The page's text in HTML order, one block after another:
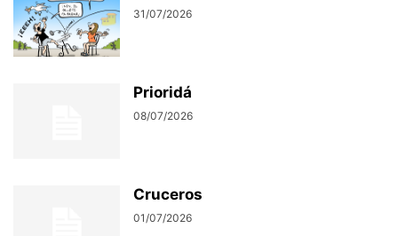
31/07/2026
Prioridá
08/07/2026
Cruceros
01/07/2026